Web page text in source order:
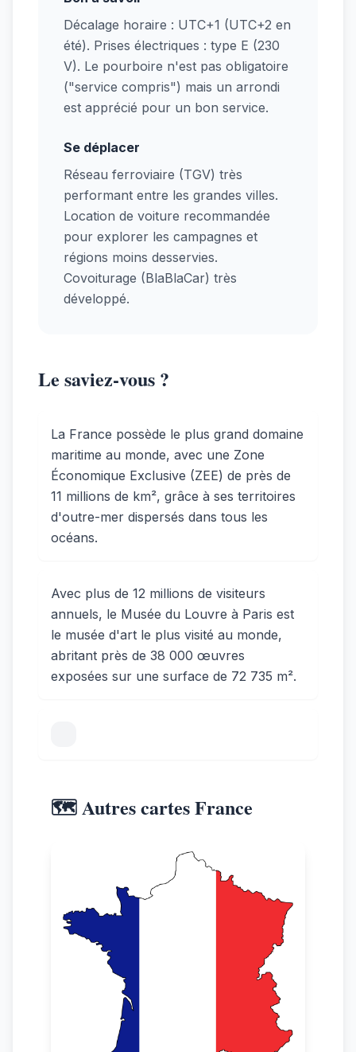
Décalage horaire : UTC+1 (UTC+2 en
été). Prises électriques : type E (230
V). Le pourboire n'est pas obligatoire
("service compris") mais un arrondi
est apprécié pour un bon service.
Se déplacer
Réseau ferroviaire (TGV) très
performant entre les grandes villes.
Location de voiture recommandée
pour explorer les campagnes et
régions moins desservies.
Covoiturage (BlaBlaCar) très
développé.
Le saviez-vous ?
La France possède le plus grand domaine
maritime au monde, avec une Zone
Économique Exclusive (ZEE) de près de
11 millions de km², grâce à ses territoires
d'outre-mer dispersés dans tous les
océans.
Avec plus de 12 millions de visiteurs
annuels, le Musée du Louvre à Paris est
le musée d'art le plus visité au monde,
abritant près de 38 000 œuvres
exposées sur une surface de 72 735 m².
🗺️ Autres cartes France